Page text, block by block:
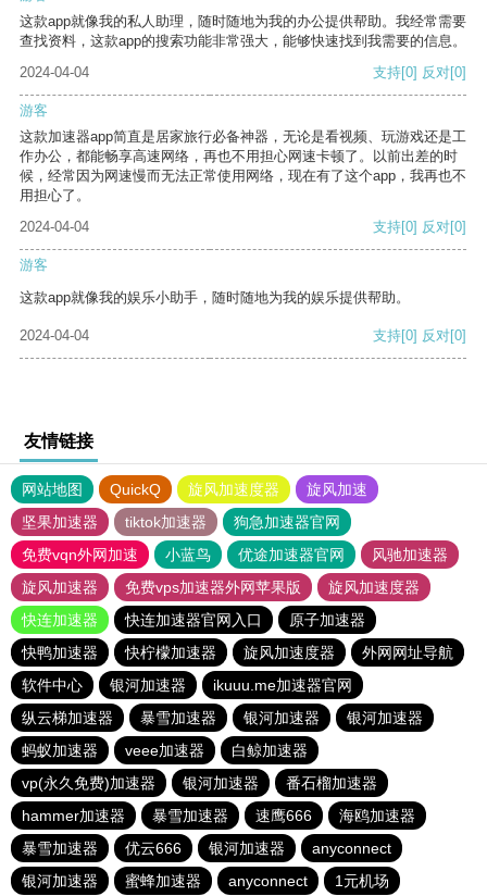
这款app就像我的私人助理，随时随地为我的办公提供帮助。我经常需要
查找资料，这款app的搜索功能非常强大，能够快速找到我需要的信息。
2024-04-04
支持[0] 反对[0]
游客
这款加速器app简直是居家旅行必备神器，无论是看视频、玩游戏还是工
作办公，都能畅享高速网络，再也不用担心网速卡顿了。以前出差的时
候，经常因为网速慢而无法正常使用网络，现在有了这个app，我再也不
用担心了。
2024-04-04
支持[0] 反对[0]
游客
这款app就像我的娱乐小助手，随时随地为我的娱乐提供帮助。
2024-04-04 支持[0] 反对[0]
友情链接
网站地图 QuickQ 旋风加速度器
旋风加速
坚果加速器
tiktok加速器
狗急加速器官网
免费vqn外网加速
小蓝鸟 优途加速器官网
风驰加速器
旋风加速器
免费vps加速器外网苹果版
旋风加速度器
快连加速器
快连加速器官网入口
原子加速器
快鸭加速器
快柠檬加速器 旋风加速度器
外网网址导航
软件中心
银河加速器
ikuuu.me加速器官网
纵云梯加速器
暴雪加速器 银河加速器
银河加速器
蚂蚁加速器
veee加速器
白鲸加速器
vp(永久免费)加速器
银河加速器
番石榴加速器
hammer加速器
暴雪加速器 速鹰666
海鸥加速器
暴雪加速器
优云666 银河加速器
anyconnect
银河加速器
蜜蜂加速器 anyconnect 1元机场